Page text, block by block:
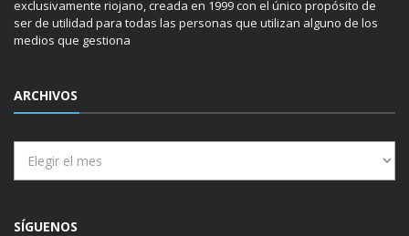
exclusivamente riojano, creada en 1999 con el único propósito de
ser de utilidad para todas las personas que utilizan alguno de los
medios que gestiona
ARCHIVOS
SÍGUENOS